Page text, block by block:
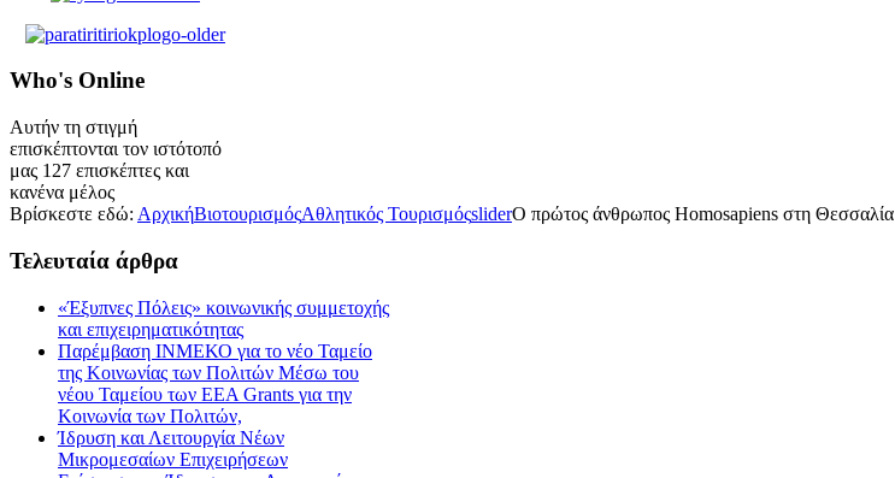
Who's Online
Αυτήν τη στιγμή
επισκέπτονται τον ιστότοπό
μας 127 επισκέπτες και
κανένα μέλος
Βρίσκεστε εδώ: ΑρχικήΒιοτουρισμόςΑθλητικός ΤουρισμόςsliderΟ πρώτος άνθρωπος Homosapiens στη Θεσσαλία
Τελευταία άρθρα
«Έξυπνες Πόλεις» κοινωνικής συμμετοχής
και επιχειρηματικότητας
Παρέμβαση ΙΝΜΕΚΟ για το νέο Ταμείο
της Κοινωνίας των Πολιτών Μέσω του
νέου Ταμείου των ΕΕΑ Grants για την
Κοινωνία των Πολιτών,
Ίδρυση και Λειτουργία Νέων
Μικρομεσαίων Επιχειρήσεων